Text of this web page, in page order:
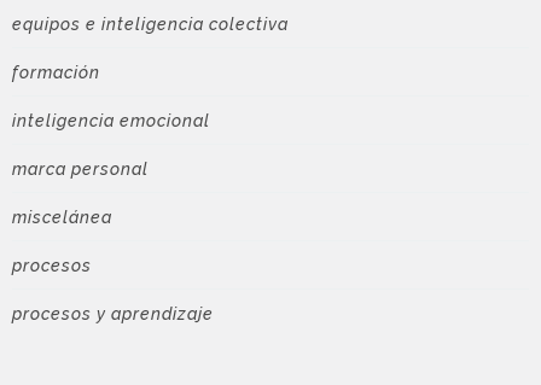
equipos e inteligencia colectiva
formación
inteligencia emocional
marca personal
miscelánea
procesos
procesos y aprendizaje